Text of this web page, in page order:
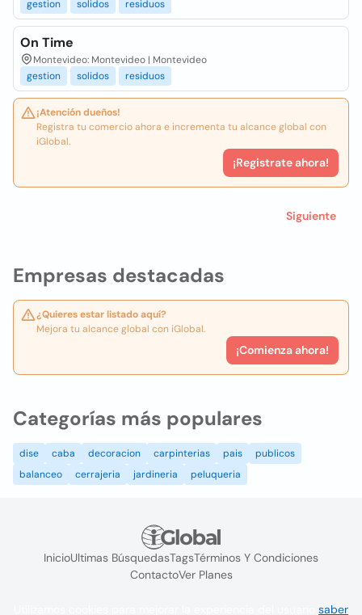
Empresas destacadas
¿Quieres estar listado aquí?
Mejora tu alcance global con iGlobal.
¡Comienza ahora!
gestion
solidos residuos
On Time
Montevideo: Montevideo | Montevideo
gestion
solidos residuos
¡Atención dueños!
Registra tu comercio ahora e incrementa tu alcance global con
iGlobal.
¡Registrate ahora!
Siguiente
Categorías más populares
dise caba decoracion carpinterias pais
publicos
balanceo
cerrajeria jardineria peluqueria
InicioUltimas BúsquedasTagsTérminos Y Condiciones
ContactoVer Planes
saber